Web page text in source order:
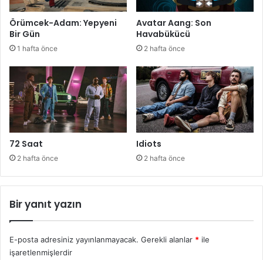
Örümcek-Adam: Yepyeni
Bir Gün
1 hafta önce
Avatar Aang: Son
Havabükücü
2 hafta önce
72 Saat
2 hafta önce
Idiots
2 hafta önce
Bir yanıt yazın
E-posta adresiniz yayınlanmayacak. Gerekli alanlar * ile
işaretlenmişlerdir